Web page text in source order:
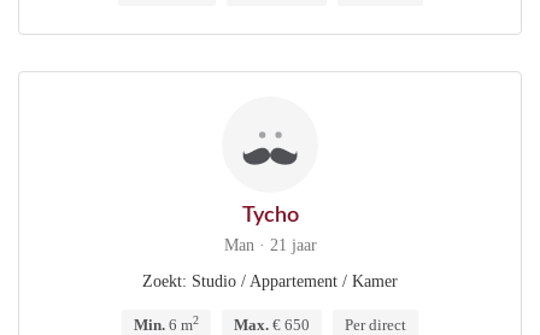
Tycho
Man · 21 jaar
Zoekt: Studio / Appartement / Kamer
Min. 6 m2 Max. € 650 Per direct